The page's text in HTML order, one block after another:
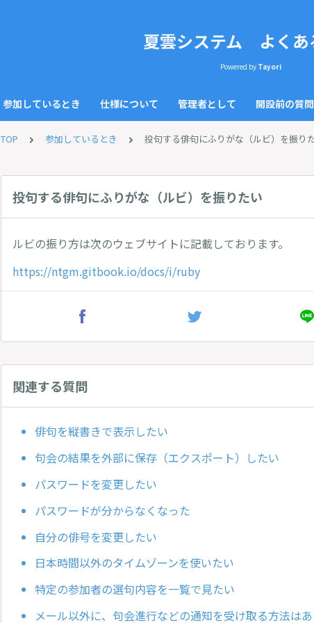
夏雲システム よくあ
Powered by Tayori
参加しているとき 仕様について 管理者として 開設前の質問
TOP 参加しているとき 投句する俳句にふりがな（ルビ）を振り
投句する俳句にふりがな（ルビ）を振りたい
ルビの振り方は次のウェブサイトに記載しております。
https://ntgm.gitbook.io/docs/i/ruby
関連する質問
俳句を縦書きで表示したい
句会の結果を外部に保存（エクスポート）したい
パスワードを変更したい
パスワードが分からなくなった
自分の俳号を変更したい
日本時間以外のタイムゾーンを使いたい
特定の参加者の選句内容を一覧で見たい
メール以外に、句会進行などの通知を受け取る方法は